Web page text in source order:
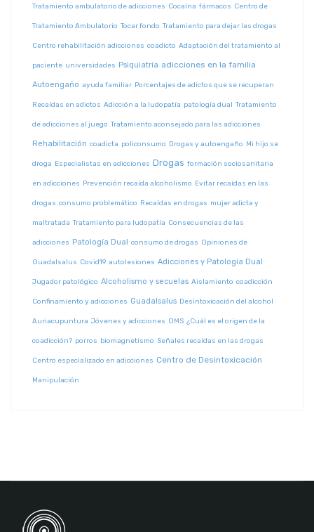
Tratamiento ambulatorio de adicciones Cocaína fármacos Centro de
Tratamiento Ambulatorio Tocar fondo Tratamiento para dejar las drogas
Centro rehabilitación adicciones coadicto Adaptación del tratamiento al
paciente universidades Psiquiatría adicciones en la familia
Autoengaño ayuda familiar Porcentajes de adictos que se recuperan
Recaídas en adictos Adicción a la ludopatía patología dual Tratamiento
de adicciones al juego Tratamiento aconsejado para las adicciones
Rehabilitación coadicta policonsumo Drogas y autoengaño Mi hijo se
droga Especialistas en adicciones Drogas formación sociosanitaria
en adicciones Prevención recaída alcoholismo Evitar recaídas en las
drogas consumo problemático Recaídas en drogas mujer adicta y
maltratada Tratamiento para ludopatía Consecuencias de las
adicciones Patología Dual consumo de drogas Opiniones de
Guadalsalus Covid19 autolesiones Adicciones y Patología Dual
Jugador patológico Alcoholismo y secuelas Aislamiento coadicción
Confinamiento y adicciones Guadalsalus Desintoxicación del alcohol
Auriacupuntura Jóvenes y adicciones OMS ¿Cuál es el origen de la
coadicción? porros biomagnetismo Señales recaídas en las drogas
Centro especializado en adicciones Centro de Desintoxicación
Manipulación